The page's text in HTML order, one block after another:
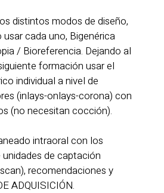
distintos modos de diseño,
cada uno, Bigenérica
/ Bioreferencia. Dejando al
formación usar el
individual a nivel de
(inlays-onlays-corona) con
(no necesitan cocción).
intraoral con los
de captación
recomendaciones y
ADQUISICIÓN.